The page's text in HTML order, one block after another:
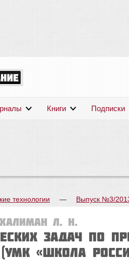
Книги Подписки
технологии — Выпуск №3/
Л. Н.
задач по
«Школа